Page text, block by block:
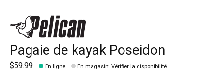
Pagaie de kayak Poseidon
$59.99 En ligne En magasin:Vérifier la disponibilité